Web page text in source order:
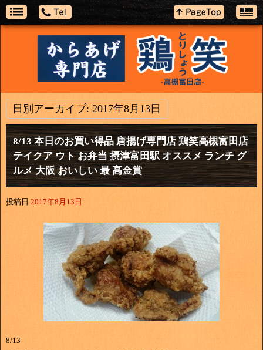
日別アーカイブ: 2017年8月13日
8/13 本日のお買い得品 唐揚げ専門店 鶏笑高槻富田店
テイクア ウト お弁当 摂津富田駅 オススメ ランチ グ
ルメ 大阪 おいしい 最 高金賞
投稿日 2017年8月13日
8/13